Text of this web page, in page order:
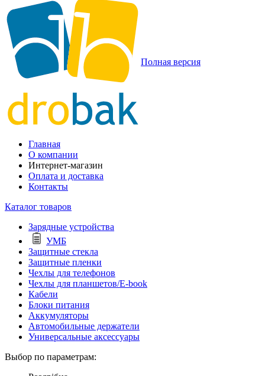
Полная версия
Главная
О компании
Интернет-магазин
Оплата и доставка
Контакты
Каталог товаров
Зарядные устройства
УМБ
Защитные стекла
Защитные пленки
Чехлы для телефонов
Чехлы для планшетов/E-book
Кабели
Блоки питания
Аккумуляторы
Автомобильные держатели
Универсальные аксессуары
Выбор по параметрам: